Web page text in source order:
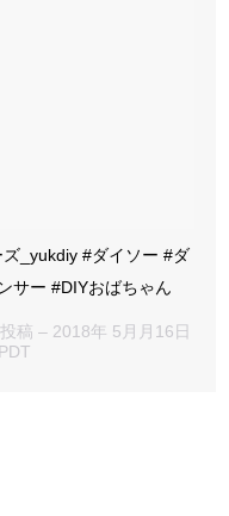
_yukdiy #ダイソー #ダ
サー #DIYおばちゃん
稿 – 2018年 5月月16日